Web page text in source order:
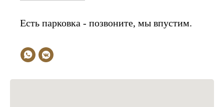
Есть парковка - позвоните, мы впустим.